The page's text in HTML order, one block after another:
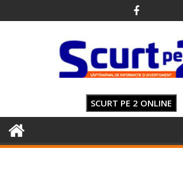
to
SCURT PE 2 ONLINE